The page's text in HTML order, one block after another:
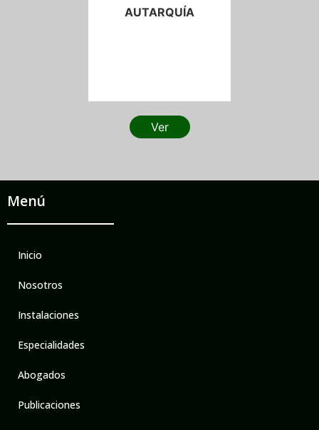
AUTARQUÍA
Ver
Menú
Inicio
Nosotros
Instalaciones
Especialidades
Abogados
Publicaciones